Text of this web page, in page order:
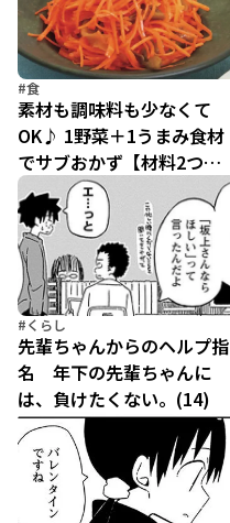
#食
素材も調味料も少なくて
OK♪ 1野菜＋1うまみ食材
でサブおかず【材料2つで
充分おいしい(6)】
#くらし
先輩ちゃんからのヘルプ指
名 年下の先輩ちゃんに
は、負けたくない。(14)